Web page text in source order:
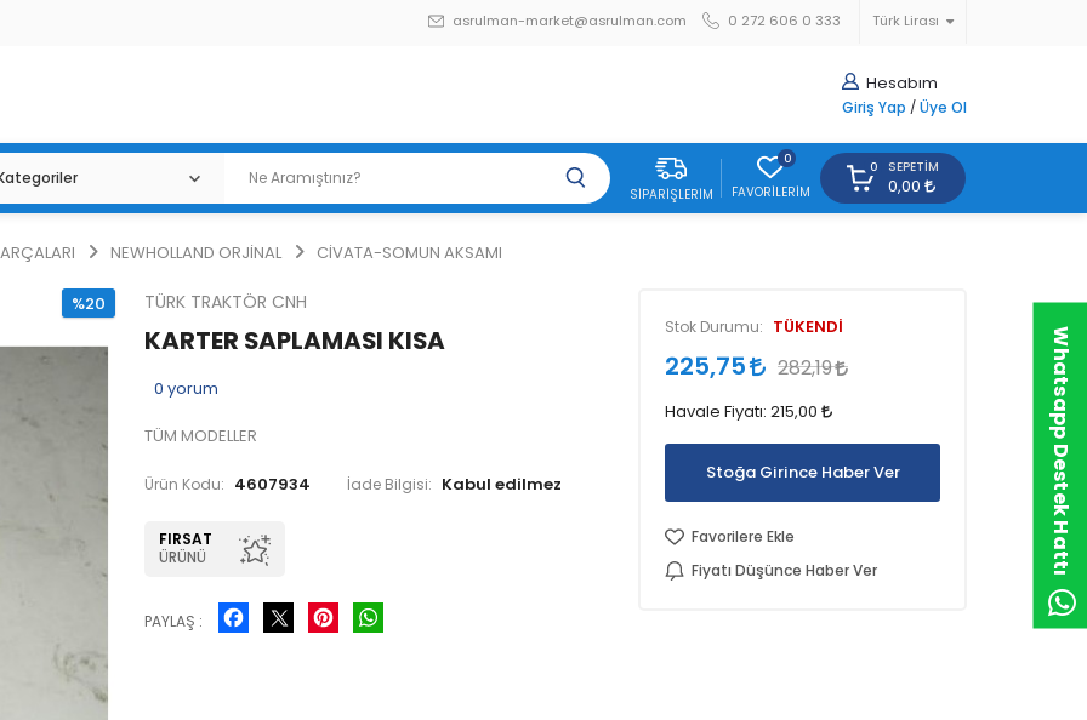
Türk Lirası
asrulman-market@asrulman.com 0 272 606 0 333
Hesabım
Giriş Yap / Üye Ol
SIPARIŞLERIM
0
FAVORILERIM
0 SEPETIM
0,00
NEWHOLLAND ORJİNAL CİVATA-SOMUN AKSAMI
%20 TÜRK TRAKTÖR CNH
KARTER SAPLAMASI KISA
0 yorum
TÜM MODELLER
Ürün Kodu: 4607934 İade Bilgisi:
FIRSAT
ÜRÜNÜ
PAYLAŞ :
Facebook Pinterest
Stok Durumu: TÜKENDİ
225,75 282,19
Havale Fiyatı: 215,00
Stoğa Girince Haber Ver
Favorilere Ekle
Fiyatı Düşünce Haber Ver Whatsapp Destek Hattı